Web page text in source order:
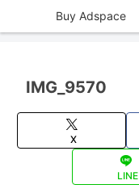
Buy Adspace
IMG_9570
X
LINE